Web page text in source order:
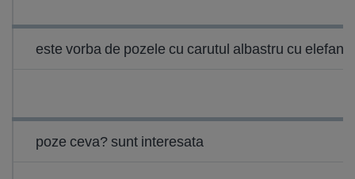
este vorba de pozele cu carutul albastru cu
poze ceva? sunt interesata